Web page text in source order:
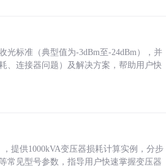
光标准（典型值为-3dBm至-24dBm），并
、连接器问题）及解决方案，帮助用户快
提供1000kVA变压器损耗计算实例，分步
常见型号参数，指导用户快速掌握变压器